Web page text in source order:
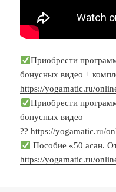
Приобрести
бонусных видео +
https://yogamatic.ru/
Приобрести
бонусных видео
??https://yogamatic.ru/
Пособие «50 асан.
https://yogamatic.ru/